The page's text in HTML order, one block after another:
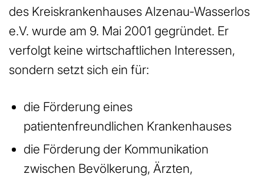
des Kreiskrankenhauses Alzenau-Wasserlos
e.V. wurde am 9. Mai 2001 gegründet. Er
verfolgt keine wirtschaftlichen Interessen,
sondern setzt sich ein für:
die Förderung eines
patientenfreundlichen Krankenhauses
die Förderung der Kommunikation
zwischen Bevölkerung, Ärzten,